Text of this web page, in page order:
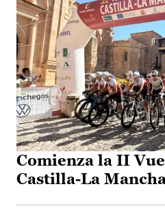
Comienza la II
Castilla-La